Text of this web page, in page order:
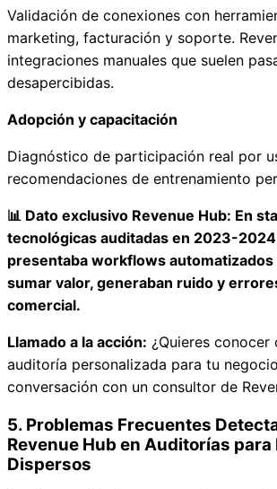
Validación de conexiones con
marketing, facturación y soporte.
integraciones manuales que suelen
desapercibidas.
Adopción y capacitación
Diagnóstico de participación real por
recomendaciones de entrenamiento
📊 Dato exclusivo Revenue Hub: En
tecnológicas auditadas en 2023-
presentaba workflows automatizados
sumar valor, generaban ruido y
comercial.
Llamado a la acción: ¿Quieres conocer
auditoría personalizada para tu
conversación con un consultor de
5. Problemas Frecuentes
Revenue Hub en Auditorías para
Dispersos